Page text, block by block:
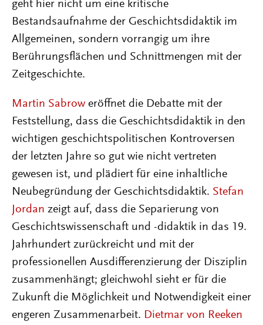
geht hier nicht um eine kritische
Bestandsaufnahme der Geschichtsdidaktik im
Allgemeinen, sondern vorrangig um ihre
Berührungsflächen und Schnittmengen mit der
Zeitgeschichte.
Martin Sabrow eröffnet die Debatte mit der
Feststellung, dass die Geschichtsdidaktik in den
wichtigen geschichtspolitischen Kontroversen
der letzten Jahre so gut wie nicht vertreten
gewesen ist, und plädiert für eine inhaltliche
Neubegründung der Geschichtsdidaktik. Stefan
Jordan zeigt auf, dass die Separierung von
Geschichtswissenschaft und -didaktik in das 19.
Jahrhundert zurückreicht und mit der
professionellen Ausdifferenzierung der Disziplin
zusammenhängt; gleichwohl sieht er für die
Zukunft die Möglichkeit und Notwendigkeit einer
engeren Zusammenarbeit. Dietmar von Reeken